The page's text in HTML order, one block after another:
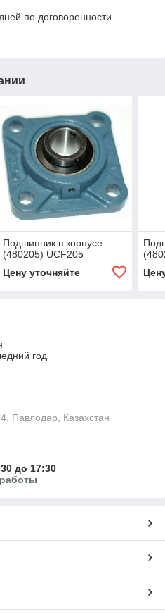
по договоренности
Подшипник в корпусе
(480205) UCF205
Цену уточняйте
год
Павлодар, Казахстан
до 17:30